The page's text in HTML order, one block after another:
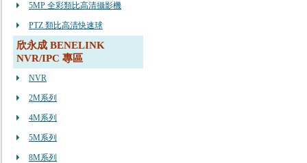
5MP 全彩類比高清攝影機
PTZ 類比高清快速球
欣永成 BENELINK
NVR/IPC 專區
NVR
2M系列
4M系列
5M系列
8M系列